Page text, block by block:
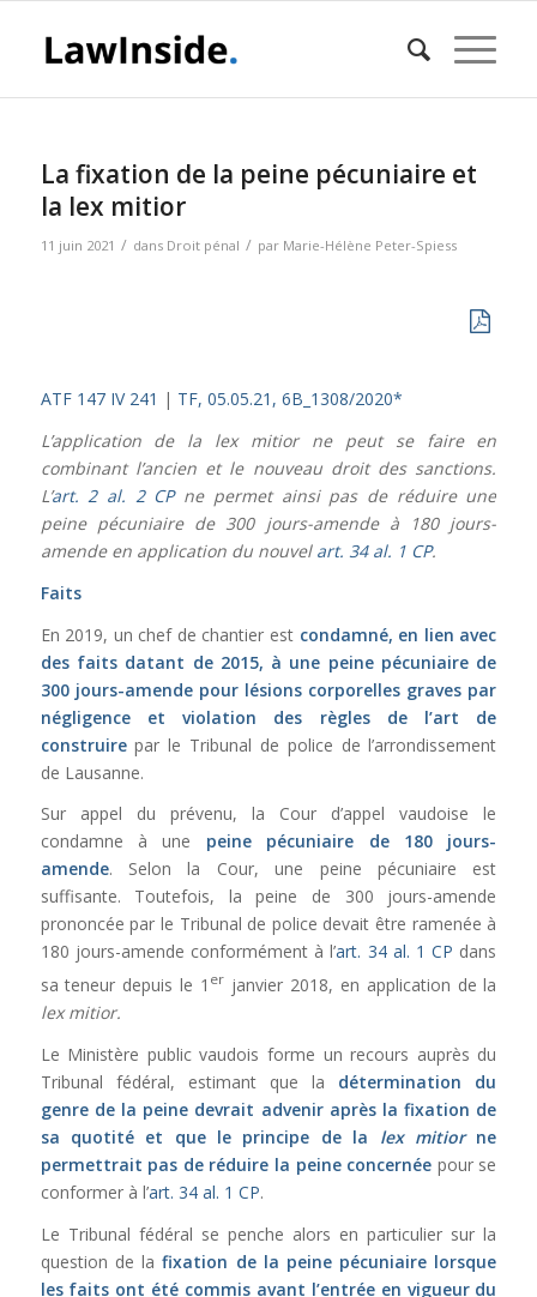
La fixation de la peine pécuniaire et
la lex mitior
11 juin 2021 / dans Droit pénal / par Marie-Hélène Peter-Spiess
ATF 147 IV 241 | TF, 05.05.21, 6B_1308/2020*
L’application de la lex mitior ne peut se faire en
combinant l’ancien et le nouveau droit des sanctions.
L’ art. 2 al. 2 CPne permet ainsi pas de réduire une
peine pécuniaire de 300 jours-amende à 180 jours-
amende en application du nouvel art. 34 al. 1 CP.
Faits
En 2019, un chef de chantier est condamné, en lien avec
des faits datant de 2015, à une peine pécuniaire de
300 jours-amende pour lésions corporelles graves par
négligence et violation des règles de l’art de
construirepar le Tribunal de police de l’arrondissement
de Lausanne.
Sur appel du prévenu, la Cour d’appel vaudoise le
condamne à une peine pécuniaire de 180 jours-
amende. Selon la Cour, une peine pécuniaire est
suffisante. Toutefois, la peine de 300 jours-amende
prononcée par le Tribunal de police devait être ramenée à
180 jours-amende conformément à l’art. 34 al. 1 CP dans
sa teneur depuis le 1 er janvier 2018, en application de la
lex mitior.
Le Ministère public vaudois forme un recours auprès du
Tribunal fédéral, estimant que la détermination du
genre de la peine devrait advenir après la fixation de
sa quotité et que le principe de la lex mitior ne
permettrait pas de réduire la peine concernée pour se
conformer à l’art. 34 al. 1 CP.
Le Tribunal fédéral se penche alors en particulier sur la
question de lafixation de la peine pécuniaire lorsque
les faits ont été commis avant l’entrée en vigueur du